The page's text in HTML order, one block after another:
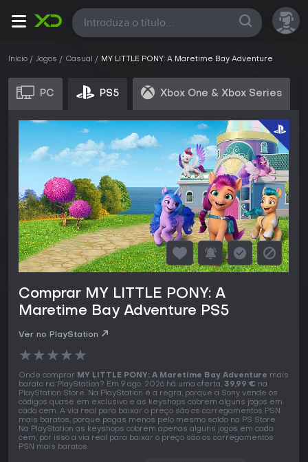
Todas
Início Jogos Casual MY LITTLE PONY: A Maretime Bay Adventure
PC PS5 Xbox One & Xbox Series
Comprar MY LITTLE PONY: A
Maretime Bay Adventure PS5
Ver no PlayStation
★★★★★
Onde comprar MY LITTLE PONY: A Maretime Bay Adventure mais
barato na PlayStation? Em 9 ago. 2026 há uma oferta, 39,99 € na
PlayStation Store. Na PlayStation é a regra, porque a Sony vende os
códigos quase em exclusivo e as keyshops cobrem alguns jogos em
cada cem. A via real para baixar o preço são os carregamentos PSN
mais baratos, porque pagas menos pelo mesmo saldo na PS Store.
Na PlayStation as keyshops cobrem apenas alguns jogos em cada
cem, por isso a via real para baixar o preço são os carregamentos
PSN mais baratos.